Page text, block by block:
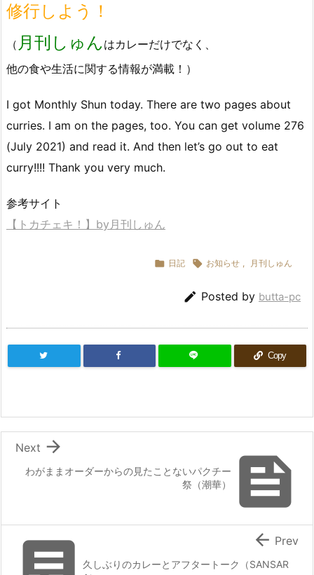
修行しよう！
（ 月刊しゅん はカレーだけでなく、
他の食や生活に関する情報が満載！）
I got Monthly Shun today. There are two pages about
curries. I am on the pages, too. You can get volume 276
(July 2021) and read it. And then let’s go out to eat
curry!!!! Thank you very much.
参考サイト
【トカチェキ！】by月刊しゅん
 日記  お知らせ 月刊しゅん
 Posted by butta-pc
Copy

わがままオーダーからの見たことないパクチー
祭（潮華）

Next
久しぶりのカレーとアフタートーク（SANSAR
 Prev